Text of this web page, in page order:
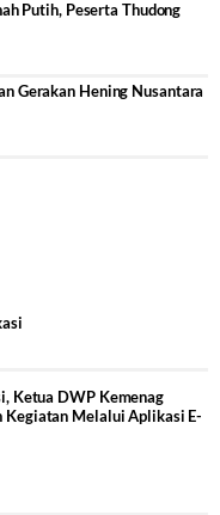
Putih, Peserta Thudong
Gerakan Hening Nusantara
Ketua DWP Kemenag
Kegiatan Melalui Aplikasi E-